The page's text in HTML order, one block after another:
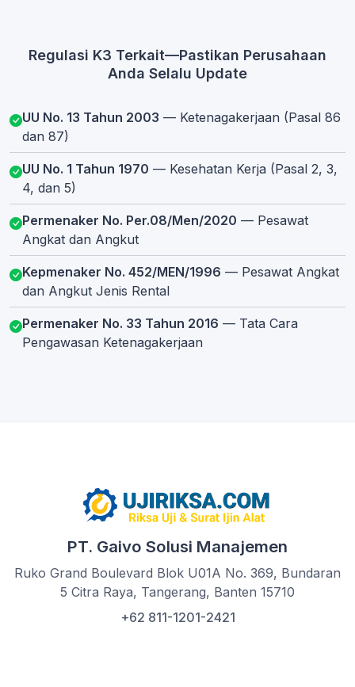
Regulasi K3 Terkait—Pastikan Perusahaan
Anda Selalu Update
UU No. 13 Tahun 2003 — Ketenagakerjaan (Pasal 86
dan 87)
UU No. 1 Tahun 1970 — Kesehatan Kerja (Pasal 2, 3,
4, dan 5)
Permenaker No. Per.08/Men/2020 — Pesawat
Angkat dan Angkut
Kepmenaker No. 452/MEN/1996 — Pesawat Angkat
dan Angkut Jenis Rental
Permenaker No. 33 Tahun 2016 — Tata Cara
Pengawasan Ketenagakerjaan
PT. Gaivo Solusi Manajemen
Ruko Grand Boulevard Blok U01A No. 369, Bundaran
5 Citra Raya, Tangerang, Banten 15710
+62 811-1201-2421